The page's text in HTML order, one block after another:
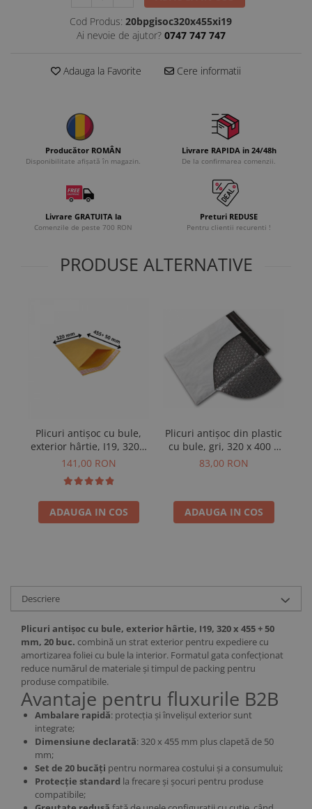
Cod Produs: 20bpgisoc320x455xi19
Ai nevoie de ajutor? 0747 747 747
Adauga la Favorite Cere informatii
Producător ROMÂN
Disponibilitate afișată în magazin.
Livrare RAPIDA in 24/48h
De la confirmarea comenzii.
Livrare GRATUITA la
Comenzile de peste 700 RON
Preturi REDUSE
Pentru clientii recurenti !
PRODUSE ALTERNATIVE
Plicuri antișoc cu bule,
exterior hârtie, I19, 320 x
455 + 50 mm, 100 buc
141,00 RON
ADAUGA IN COS
Plicuri antișoc din plastic
cu bule, gri, 320 x 400 +
50 mm, 50 buc
83,00 RON
ADAUGA IN COS
Descriere
Plicuri antișoc cu bule, exterior hârtie, I19, 320 x 455 + 50
mm, 20 buc. combină un strat exterior pentru expediere cu
amortizarea foliei cu bule la interior. Formatul gata confecționat
reduce numărul de materiale și timpul de packing pentru
produse compatibile.
Avantaje pentru fluxurile B2B
Ambalare rapidă: protecția și învelișul exterior sunt
integrate;
Dimensiune declarată: 320 x 455 mm plus clapetă de 50
mm;
Set de 20 bucăți pentru normarea costului și a consumului;
Protecție standard la frecare și șocuri pentru produse
compatibile;